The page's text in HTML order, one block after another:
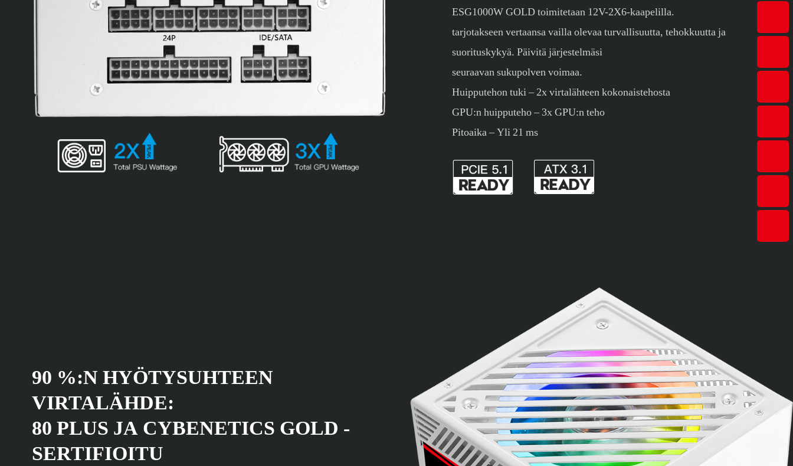
ESG1000W GOLD toimitetaan 12V-2X6-kaapelilla.
tarjotakseen vertaansa vailla olevaa turvallisuutta, tehokkuutta ja
suorituskykyä. Päivitä järjestelmäsi
seuraavan sukupolven voimaa.
Huipputehon tuki – 2x virtalähteen kokonaistehosta
GPU:n huipputeho – 3x GPU:n teho
Pitoaika – Yli 21 ms
90 %:N HYÖTYSUHTEEN
VIRTALÄHDE:
80 PLUS JA CYBENETICS GOLD -
SERTIFIOITU